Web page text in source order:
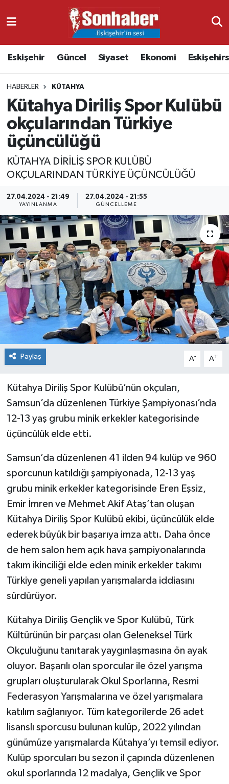
Eskişehir Güncel Siyaset Ekonomi
HABERLER KÜTAHYA
Kütahya Diriliş Spor Kulübü
okçularından Türkiye
üçüncülüğü
KÜTAHYA DİRİLİŞ SPOR KULÜBÜ
OKÇULARINDAN TÜRKİYE ÜÇÜNCÜLÜĞÜ
27.04.2024 - 21:49
YAYINLANMA
27.04.2024 - 21:55
GÜNCELLEME
Paylaş A- A+
Kütahya Diriliş Spor Kulübü’nün okçuları,
Samsun’da düzenlenen Türkiye Şampiyonası’nda
12-13 yaş grubu minik erkekler kategorisinde
üçüncülük elde etti.
Samsun’da düzenlenen 41 ilden 94 kulüp ve 960
sporcunun katıldığı şampiyonada, 12-13 yaş
grubu minik erkekler kategorisinde Eren Eşsiz,
Emir İmren ve Mehmet Akif Ataş’tan oluşan
Kütahya Diriliş Spor Kulübü ekibi, üçüncülük elde
ederek büyük bir başarıya imza attı. Daha önce
de hem salon hem açık hava şampiyonalarında
takım ikinciliği elde eden minik erkekler takımı
Türkiye geneli yapılan yarışmalarda iddiasını
sürdürüyor.
Kütahya Diriliş Gençlik ve Spor Kulübü, Türk
Kültürünün bir parçası olan Geleneksel Türk
Okçuluğunu tanıtarak yaygınlaşmasına ön ayak
oluyor. Başarılı olan sporcular ile özel yarışma
grupları oluşturularak Okul Sporlarına, Resmi
Federasyon Yarışmalarına ve özel yarışmalara
katılım sağlanıyor. Tüm kategorilerde 26 adet
lisanslı sporcusu bulunan kulüp, 2022 yılından
günümüze yarışmalarda Kütahya’yı temsil ediyor.
Kulüp sporcuları bu sezon il çapında düzenlenen
okul sporlarında 12 madalya, Gençlik ve Spor
Ekonomi
Güncel
Kültür & Sanat
Magazin
Resmi İlanlar
Sağlık
Siyaset
Spor
Nöbetçi Eczaneler
Namaz Vakitleri
Trafik Durumu
Süper Lig Puan Durumu ve Fikstür
Tüm Manşetler
Son Dakika Haberleri
Haber Arşivi